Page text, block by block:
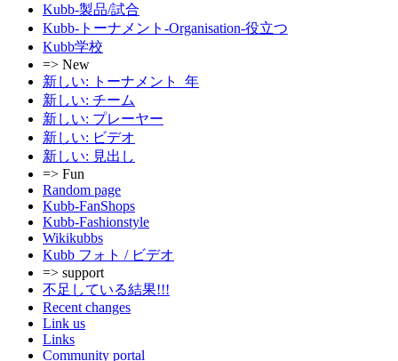
Kubb-製品/試合
Kubb-トーナメント-Organisation-役立つ
Kubb学校
=> New
新しい: トーナメント_年
新しい: チーム
新しい: プレーヤー
新しい: ビデオ
新しい: 見出し
=> Fun
Random page
Kubb-FanShops
Kubb-Fashionstyle
Wikikubbs
Kubb フォト / ビデオ
=> support
不足している結果!!!
Recent changes
Link us
Links
Community portal